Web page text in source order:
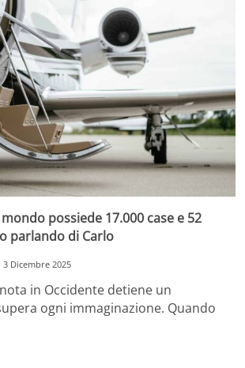
possiede 17.000 case e 52
parlando di Carlo
3 Dicembre 2025
in Occidente detiene un
ogni immaginazione. Quando